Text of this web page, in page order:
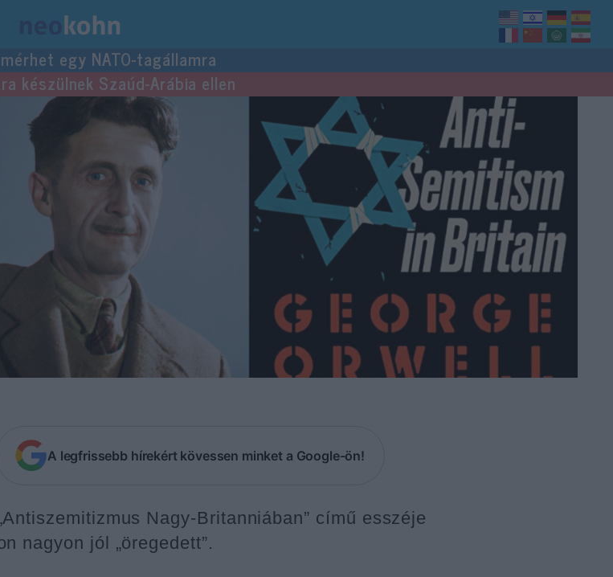
egy NATO-tagállamra
készülnek Szaúd-Arábia ellen
A legfrissebb hírekért kövessen minket a Google-ön!
Nagy-Britanniában” című esszéje
nagyon jól „öregedett”.